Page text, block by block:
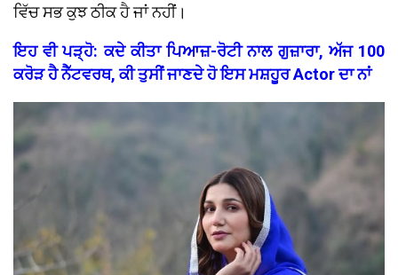
ਵਿੱਚ ਸਭ ਕੁਝ ਠੀਕ ਹੈ ਜਾਂ ਨਹੀਂ।
ਇਹ ਵੀ ਪੜ੍ਹੋ: ਕਦੇ ਕੀਤਾ ਪਿਆਜ਼-ਰੋਟੀ ਨਾਲ ਗੁਜ਼ਾਰਾ, ਅੱਜ 100
ਕਰੋੜ ਹੈ ਨੈੱਟਵਰਥ, ਕੀ ਤੁਸੀਂ ਜਾਣਦੇ ਹੋ ਇਸ ਮਸ਼ਹੂਰ Actor ਦਾ ਨਾਂ